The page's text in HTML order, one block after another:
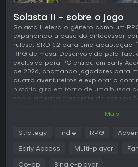
Solasta II - sobre o jogo
Solasta II eleva o gênero como um
expandindo a base do antecessor
ruleset SRD 5.2 para uma adaptação
RPG de mesa. Desenvolvido pela
exclusivo para PC entrou em Early
de 2026, chamando jogadores para
quatro aventureiros e explorar o
história gira em torno de uma busca
sob a ameaça crescente da
uma exploração aberta em um
os resultados.
Jogabilidade
Em Solasta II, o ciclo principal envolve
+Mais
Strategy Indie RPG
Early Access Multi-player
Co-op Single-player